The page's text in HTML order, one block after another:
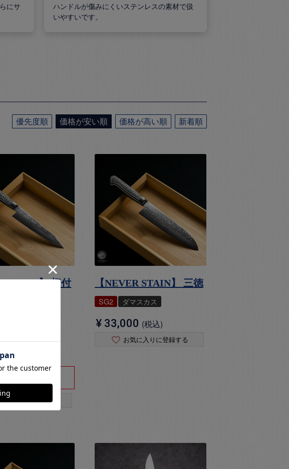
にサ
ハンドルが傷みにくいステンレスの素材で扱
いやすいです。
優先度順 価格が安い順 価格が高い順 新着順
STAIN】 切付
に入りに登録する
【NEVER STAIN】 三徳
SG2 ダマスカス
¥ 33,000 税込
お気に入りに登録する